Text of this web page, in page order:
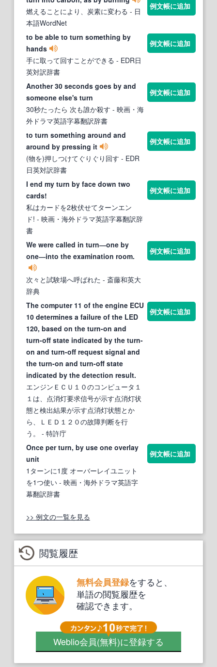
燃えることにより、炭素に変わる - 日
本語WordNet
例文帳に追加
to be able to turn something by
hands
手に取って回すことができる - EDR日
英対訳辞書
例文帳に追加
Another 30 seconds goes by and
someone else's turn
30秒たったら 次も誰か殺す - 映画・海
外ドラマ英語字幕翻訳辞書
例文帳に追加
to turn something around and
around by pressing it
(物を)押しつけてぐりぐり回す - EDR
日英対訳辞書
例文帳に追加
I end my turn by face down two
cards!
私はカードを2枚伏せてターンエン
ド! - 映画・海外ドラマ英語字幕翻訳辞
書
例文帳に追加
We were called in turn―one by
one―into the examination room.
次々と試験場へ呼ばれた - 斎藤和英大
辞典
例文帳に追加
The computer 11 of the engine ECU
10 determines a failure of the LED
120, based on the turn-on and
turn-off state indicated by the turn-
on and turn-off request signal and
the turn-on and turn-off state
indicated by the detection result.
エンジンＥＣＵ１０のコンピュータ１
１は、点消灯要求信号が示す点消灯状
態と検出結果が示す点消灯状態とか
ら、ＬＥＤ１２０の故障判断を行
う。
- 特許庁
例文帳に追加
Once per turn, by use one overlay
unit
1ターンに1度 オーバーレイユニット
を1つ使い - 映画・海外ドラマ英語字
幕翻訳辞書
例文帳に追加
>> 例文の一覧を見る
閲覧履歴
無料会員登録をすると、
単語の閲覧履歴を
確認できます。
Weblio会員(無料)に登録する